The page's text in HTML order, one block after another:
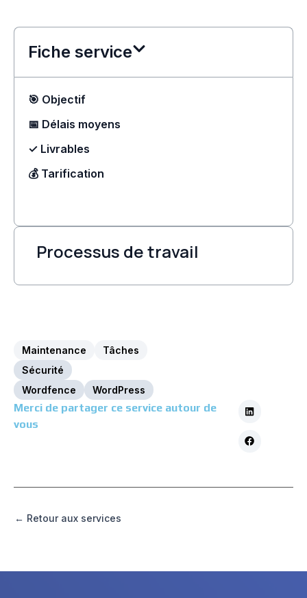
Fiche service
🎯 Objectif
📅 Délais moyens
✓ Livrables
💰 Tarification
Processus de travail
Maintenance
Tâches
Sécurité
Wordfence
WordPress
Merci de partager ce service autour de
vous
← Retour aux services